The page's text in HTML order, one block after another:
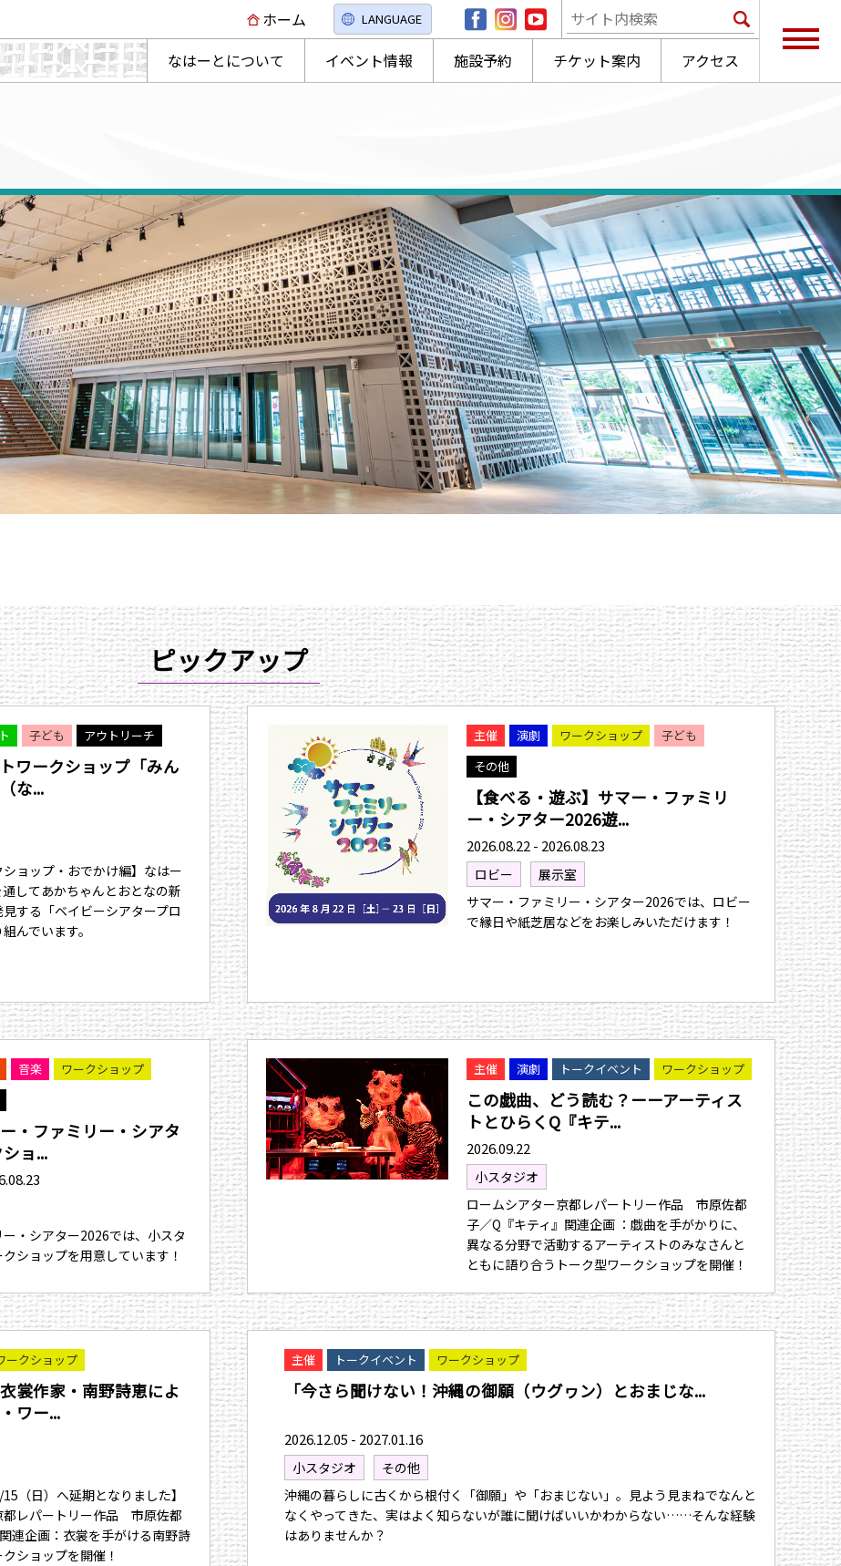
ホーム LANGUAGE
なはーとについて イベント情報 施設予約 チケット案内 アクセス
ピックアップ
子ども アウトリーチ
ワークショップ「みん
な...
ショップ・おでかけ編】なはー
してあかちゃんとおとなの新
する「ベイビーシアタープロ
んでいます。
主催 演劇 ワークショップ
子ども
その他
【食べる・遊ぶ】サマー・ファミリ
ー・シアター2026遊...
2026.08.22 - 2026.08.23
ロビー
展示室
サマー・ファミリー・シアター2026では、ロビー
で縁日や紙芝居などをお楽しみいただけます！
音楽
ワークショップ
ー・ファミリー・シアタ
ョ...
・シアター2026では、小スタ
ショップを用意しています！
主催 演劇 トークイベント ワークショップ
この戯曲、どう読む？ーーアーティス
トとひらくQ『キテ...
2026.09.22
小スタジオ
ロームシアター京都レパートリー作品 市原佐都
子／Q『キティ』関連企画 ：戯曲を手がかりに、
異なる分野で活動するアーティストのみなさんと
ともに語り合うトーク型ワークショップを開催！
ークショップ
裳作家・南野詩恵によ
ワー...
（日）へ延期となりました】
都レパートリー作品 市原佐都
連企画：衣裳を手がける南野詩
ショップを開催！
主催 トークイベント ワークショップ
「今さら聞けない！沖縄の御願（ウグヮン）とおまじな...
2026.12.05 - 2027.01.16
小スタジオ
その他
沖縄の暮らしに古くから根付く「御願」や「おまじない」。見よう見まねでなんと
なくやってきた、実はよく知らないが誰に聞けばいいかわからない……そんな経験
はありませんか？